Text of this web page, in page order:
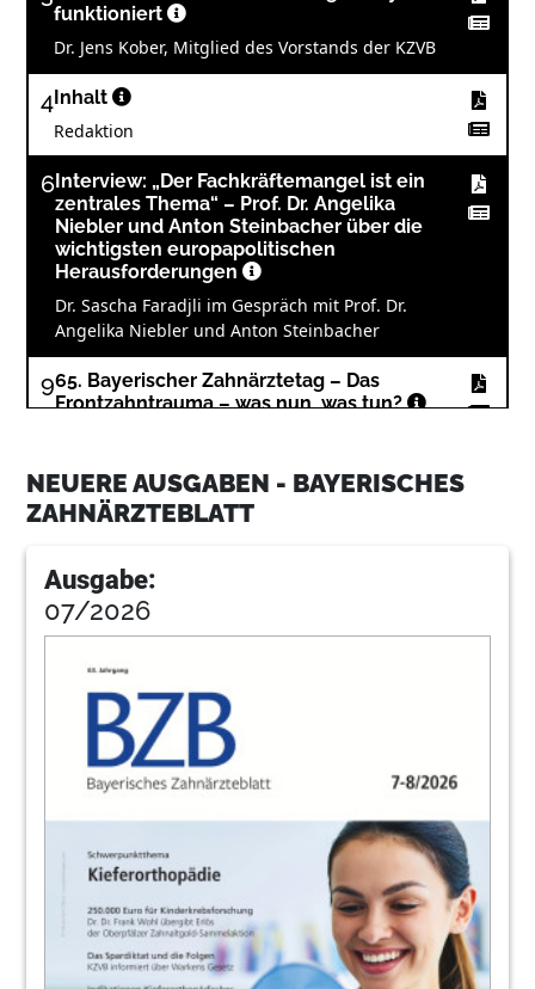
funktioniert
Dr. Jens Kober, Mitglied des Vorstands der KZVB
4 Inhalt
Redaktion
6 Interview: „Der Fachkräftemangel ist ein
zentrales Thema“ – Prof. Dr. Angelika
Niebler und Anton Steinbacher über die
wichtigsten europapolitischen
Herausforderungen
Dr. Sascha Faradjli im Gespräch mit Prof. Dr.
Angelika Niebler und Anton Steinbacher
965. Bayerischer Zahnärztetag – Das
Frontzahntrauma – was nun, was tun?
10
trotz Lauterbach Budgetüberschreitungen
vermeiden konnte
12„Avanti Dilettanti“ – Ärzte kritisieren
Lauterbachs Krankenhausgesetz
Schluss mit Lücken, Herr Lauterbach!
Kundgebung der bayerischen Zahnärzte
am 12. Juni in München
Redaktion
Plakataktion: Auf Sie kommt es an!
Dr. Dr. Frank Wohl (links) und Dr. Rüdiger Schott
Warum die DGET Kooperationspartner ist –
65. Bayerischer Zahnärztetag zum Thema
Frontzahntrauma
NEUERE AUSGABEN - BAYERISCHES
ZAHNÄRZTEBLATT
Ausgabe:
07/2026